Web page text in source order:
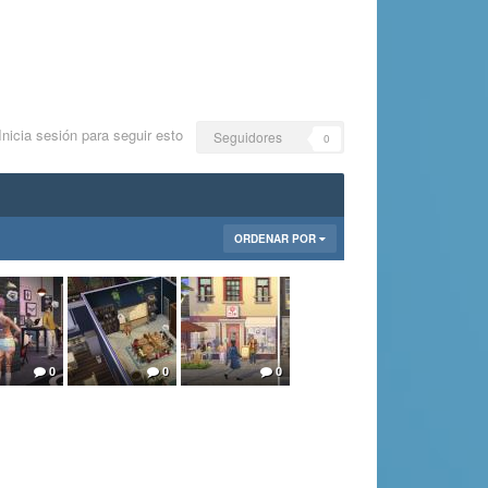
sesión para seguir esto Seguidores 0
ORDENAR POR
0 0 0